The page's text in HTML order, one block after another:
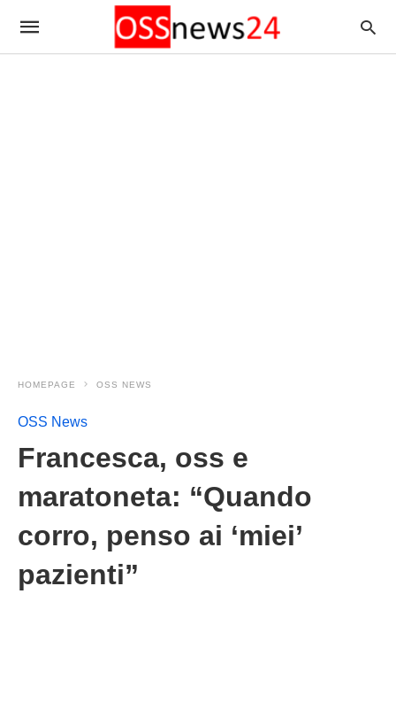
HOMEPAGE OSS NEWS
OSS News
Francesca, oss e
maratoneta: “Quando
corro, penso ai ‘miei’
pazienti”